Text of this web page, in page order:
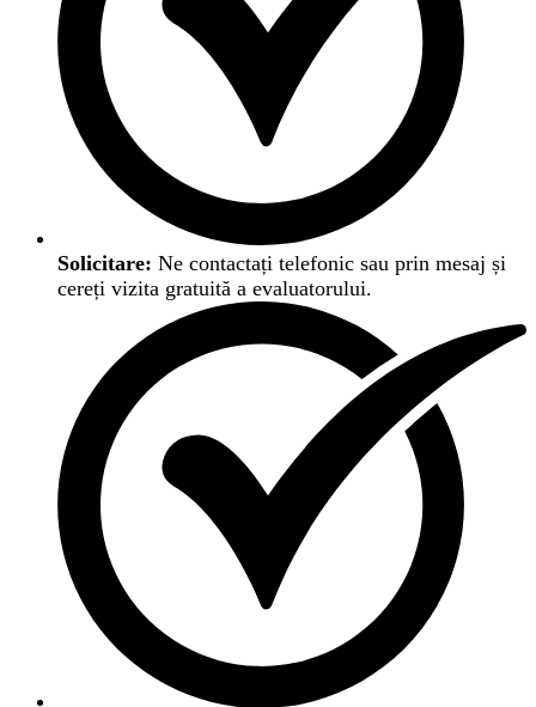
Solicitare: Ne contactați telefonic sau prin mesaj și
cereți vizita gratuită a evaluatorului.